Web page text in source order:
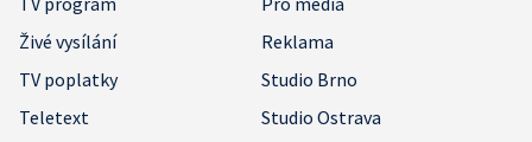
Živé vysílání
Reklama
TV poplatky
Studio Brno
Teletext
Studio Ostrava